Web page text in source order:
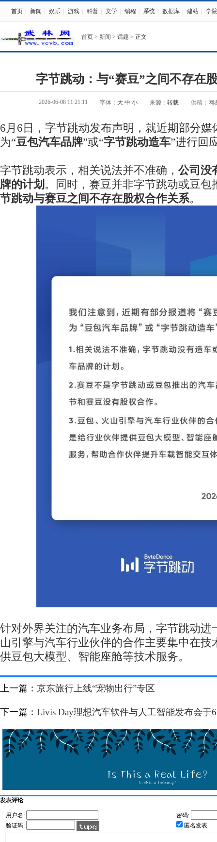
首页 新闻 娱乐 游戏 科普 文学 编程 系统 数据库 建站 学院
首页 > 新闻 > 话题 > 正文
字节跳动：与“赛豆”之间不存在
2026-06-08 11:21:11 字体： 大 中 小 来源： 转载 供稿：网
6月6日，字节跳动发布声明，就近期部分媒
为“豆包汽车品牌”或“字节跳动造车”进行回
字节跳动表示，相关说法并不准确， 公司没
牌的计划 。同时，赛豆并非字节跳动或豆包
节跳动与赛豆之间不存在股权合作关系。
针对外界关注的汽车业务布局，字节跳动进
山引擎与汽车行业伙伴的合作主要集中在技
供豆包大模型、智能座舱等技术服务。
上一篇： 京东旅行上线“宠物出行”专区
下一篇： Livis Day理想汽车软件与人工智能发布会于
发表评论
用户名:
密码:
验证码:
匿名发表